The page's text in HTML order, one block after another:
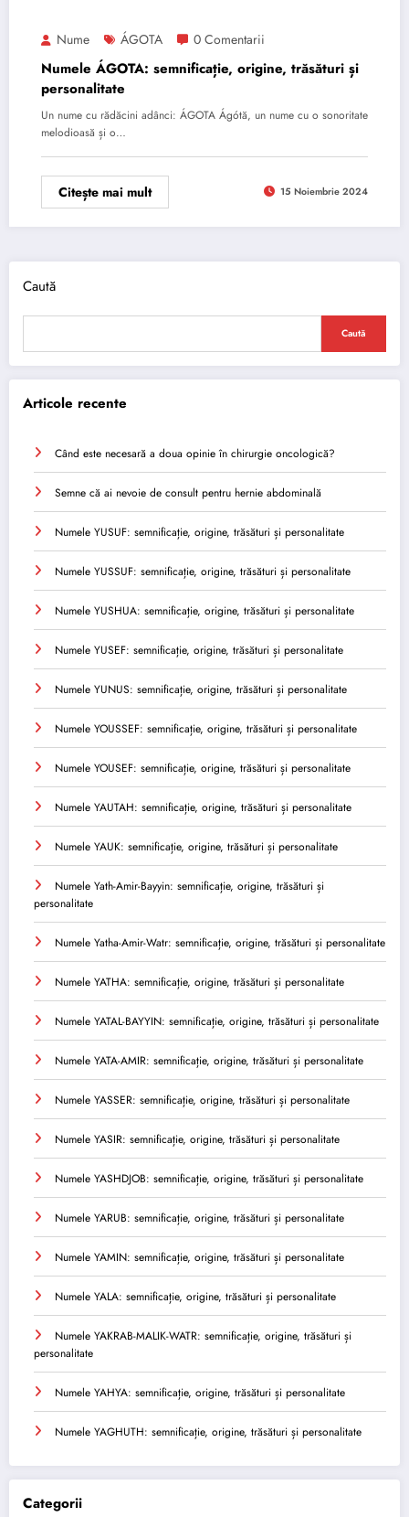
Nume ÁGOTA 0 Comentarii
Numele ÁGOTA: semnificație, origine, trăsături și
personalitate
Un nume cu rădăcini adânci: ÁGOTA Ágótă, un nume cu o sonoritate
melodioasă și o…
Citește mai mult 15 Noiembrie 2024
Caută
Caută
Articole recente
Când este necesară a doua opinie în chirurgie oncologică?
Semne că ai nevoie de consult pentru hernie abdominală
Numele YUSUF: semnificație, origine, trăsături și personalitate
Numele YUSSUF: semnificație, origine, trăsături și personalitate
Numele YUSHUA: semnificație, origine, trăsături și personalitate
Numele YUSEF: semnificație, origine, trăsături și personalitate
Numele YUNUS: semnificație, origine, trăsături și personalitate
Numele YOUSSEF: semnificație, origine, trăsături și personalitate
Numele YOUSEF: semnificație, origine, trăsături și personalitate
Numele YAUTAH: semnificație, origine, trăsături și personalitate
Numele YAUK: semnificație, origine, trăsături și personalitate
Numele Yath-Amir-Bayyin: semnificație, origine, trăsături și
personalitate
Numele Yatha-Amir-Watr: semnificație, origine, trăsături și personalitate
Numele YATHA: semnificație, origine, trăsături și personalitate
Numele YATAL-BAYYIN: semnificație, origine, trăsături și personalitate
Numele YATA-AMIR: semnificație, origine, trăsături și personalitate
Numele YASSER: semnificație, origine, trăsături și personalitate
Numele YASIR: semnificație, origine, trăsături și personalitate
Numele YASHDJOB: semnificație, origine, trăsături și personalitate
Numele YARUB: semnificație, origine, trăsături și personalitate
Numele YAMIN: semnificație, origine, trăsături și personalitate
Numele YALA: semnificație, origine, trăsături și personalitate
Numele YAKRAB-MALIK-WATR: semnificație, origine, trăsături și
personalitate
Numele YAHYA: semnificație, origine, trăsături și personalitate
Numele YAGHUTH: semnificație, origine, trăsături și personalitate
Categorii